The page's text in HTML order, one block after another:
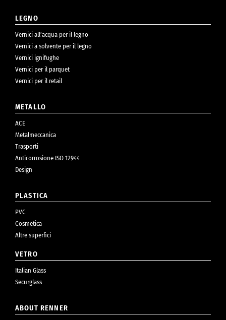
LEGNO
Vernici all’acqua per il legno
Vernici a solvente per il legno
Vernici ignifughe
Vernici per il parquet
Vernici per il retail
METALLO
ACE
Metalmeccanica
Trasporti
Anticorrosione ISO 12944
Design
PLASTICA
PVC
Cosmetica
Altre superfici
VETRO
Italian Glass
Securglass
ABOUT RENNER